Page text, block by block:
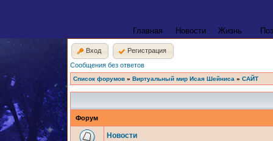
Главная Новости Жизнь
Вход
Регистрация
Сообщения без ответов
Список форумов » Виртуальный мир Исая Шейниса » САЙТ
Форум
Новости